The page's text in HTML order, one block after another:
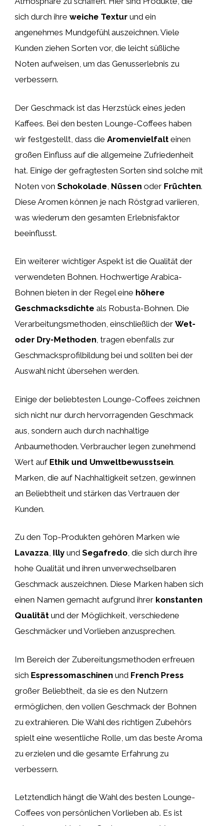
sich durch ihre weiche Textur und ein
angenehmes Mundgefühl auszeichnen. Viele
Kunden ziehen Sorten vor, die leicht süßliche
Noten aufweisen, um das Genusserlebnis zu
verbessern.
Der Geschmack ist das Herzstück eines jeden
Kaffees. Bei den besten Lounge-Coffees haben
wir festgestellt, dass die Aromenvielfalt einen
großen Einfluss auf die allgemeine Zufriedenheit
hat. Einige der gefragtesten Sorten sind solche mit
Noten von Schokolade Nüssen oder Früchten.
Diese Aromen können je nach Röstgrad variieren,
was wiederum den gesamten Erlebnisfaktor
beeinflusst.
Ein weiterer wichtiger Aspekt ist die Qualität der
verwendeten Bohnen. Hochwertige Arabica-
Bohnen bieten in der Regel eine höhere
Geschmacksdichte als Robusta-Bohnen. Die
Verarbeitungsmethoden, einschließlich der Wet-
oder Dry-Methoden, tragen ebenfalls zur
Geschmacksprofilbildung bei und sollten bei der
Auswahl nicht übersehen werden.
Einige der beliebtesten Lounge-Coffees zeichnen
sich nicht nur durch hervorragenden Geschmack
aus, sondern auch durch nachhaltige
Anbaumethoden. Verbraucher legen zunehmend
Wert auf Ethik und Umweltbewusstsein.
Marken, die auf Nachhaltigkeit setzen, gewinnen
an Beliebtheit und stärken das Vertrauen der
Kunden.
Zu den Top-Produkten gehören Marken wie
Lavazza, Illy und Segafredo, die sich durch ihre
hohe Qualität und ihren unverwechselbaren
Geschmack auszeichnen. Diese Marken haben sich
einen Namen gemacht aufgrund ihrer konstanten
Qualität und der Möglichkeit, verschiedene
Geschmäcker und Vorlieben anzusprechen.
Im Bereich der Zubereitungsmethoden erfreuen
sich Espressomaschinen und French Press
großer Beliebtheit, da sie es den Nutzern
ermöglichen, den vollen Geschmack der Bohnen
zu extrahieren. Die Wahl des richtigen Zubehörs
spielt eine wesentliche Rolle, um das beste Aroma
zu erzielen und die gesamte Erfahrung zu
verbessern.
Letztendlich hängt die Wahl des besten Lounge-
Coffees von persönlichen Vorlieben ab. Es ist